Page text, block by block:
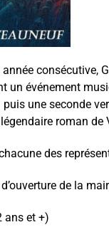
année consécutive,
un événement
une seconde
roman de
des
de la
ans et +)